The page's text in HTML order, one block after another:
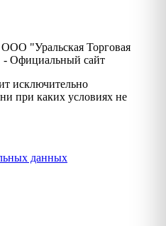
"Уральская Торговая
- Официальный сайт
исключительно
при каких условиях не
данных